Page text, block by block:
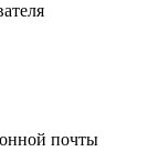
почты